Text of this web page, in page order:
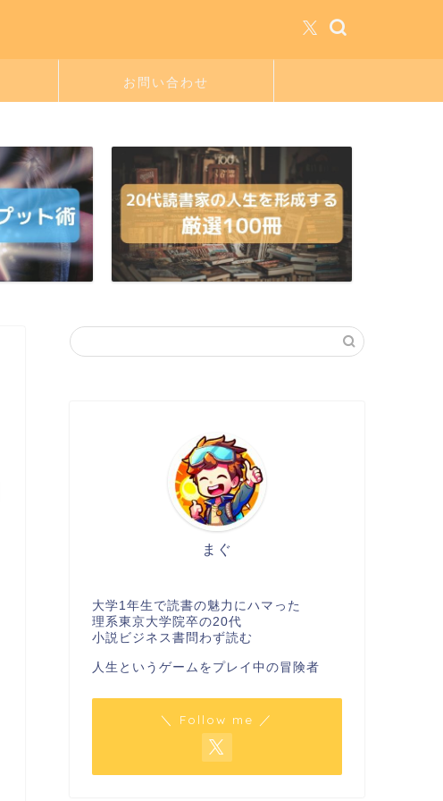
お問い合わせ
まぐ
大学1年生で読書の魅力にハマった
理系東京大学院卒の20代
小説ビジネス書問わず読む
人生というゲームをプレイ中の冒険者
＼ Follow me ／